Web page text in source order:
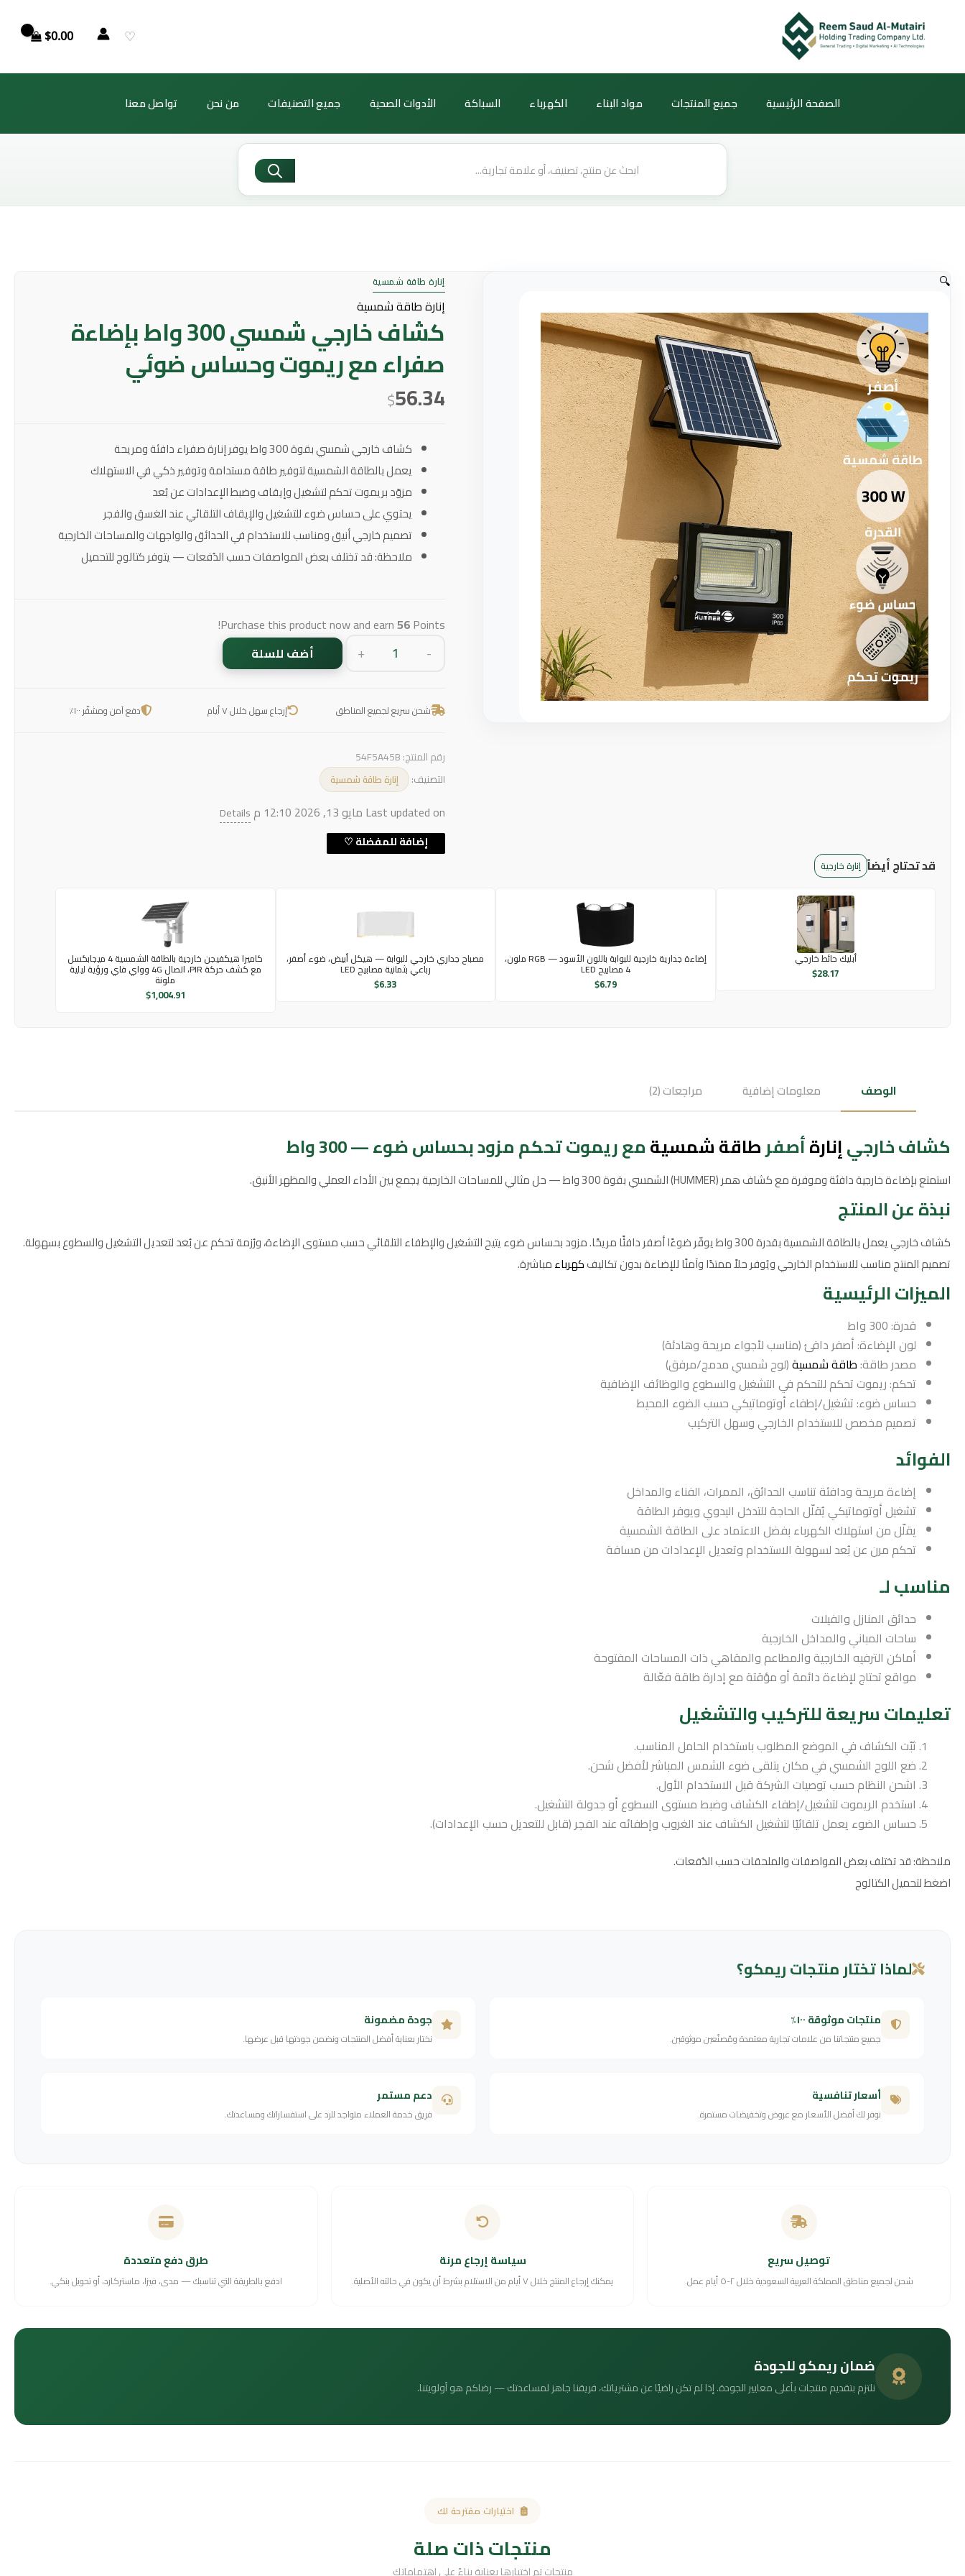
♡
$0.00
الصفحة الرئيسية جميع المنتجات مواد البناء الكهرباء السباكة الأدوات الصحية جميع التصنيفات من نحن تواصل معنا
Products
🔍 إنارة طاقة شمسية
إنارة طاقة شمسية
كشاف خارجي شمسي 300 واط بإضاءة
صفراء مع ريموت وحساس ضوئي
$56.34
كشاف خارجي شمسي بقوة 300 واط يوفر إنارة صفراء دافئة ومريحة
يعمل بالطاقة الشمسية لتوفير طاقة مستدامة وتوفير ذكي في الاستهلاك
مزوّد بريموت تحكم لتشغيل وإيقاف وضبط الإعدادات عن بُعد
يحتوي على حساس ضوء للتشغيل والإيقاف التلقائي عند الغسق والفجر
تصميم خارجي أنيق ومناسب للاستخدام في الحدائق والواجهات والمساحات الخارجية
ملاحظة: قد تختلف بعض المواصفات حسب الدُفعات — يتوفر كتالوج للتحميل
Purchase this product now and earn56Points!
-
واط
صفراء
وحساس
+ أضف للسلة
شحن سريع لجميع المناطق إرجاع سهل خلال ٧ أيام دفع آمن ومشفّر ١٠٠٪
رقم المنتج:54F5A45B
التصنيف: إنارة طاقة شمسية
Last updated on مايو 13, 2026 12:10 م Details
قد تحتاج أيضاً إنارة خارجية
أبليك حائط خارجي
$28.17
إضاءة جدارية خارجية للبوابة باللون الأسود — RGB ملون،
4 مصابيح LED
$6.79
مصباح جداري خارجي للبوابة — هيكل أبيض، ضوء أصفر،
رباعي بثمانية مصابيح LED
$6.33
كاميرا هيكفيجن خارجية بالطاقة الشمسية 4 ميجابكسل
مع كشف حركة PIR، اتصال 4G وواي فاي ورؤية ليلية
ملونة
$1,004.91
الوصف معلومات إضافية مراجعات (2)
كشاف خارجيإنارةأصفرطاقة شمسيةمع ريموت تحكم مزود بحساس ضوء — 300 واط
استمتع بإضاءة خارجية دافئة وموفرة مع كشاف همر (HUMMER) الشمسي بقوة 300 واط — حل مثالي للمساحات الخارجية يجمع بين الأداء العملي والمظهر الأنيق.
نبذة عن المنتج
كشاف خارجي يعمل بالطاقة الشمسية بقدرة 300 واط يوفّر ضوءًا أصفر دافئًا مريحًا. مزود بحساس ضوء يتيح التشغيل والإطفاء التلقائي حسب مستوى الإضاءة، ورُزمة تحكم عن بُعد لتعديل التشغيل والسطوع بسهولة.
تصميم المنتج مناسب للاستخدام الخارجي ويُوفر حلاً ممتدًا وآمنًا للإضاءة بدون تكاليفكهرباءمباشرة.
الميزات الرئيسية
قدرة: 300 واط
لون الإضاءة: أصفر دافئ (مناسب لأجواء مريحة وهادئة)
مصدر طاقة:طاقة شمسية(لوح شمسي مدمج/مرفق)
تحكم: ريموت تحكم للتحكم في التشغيل والسطوع والوظائف الإضافية
حساس ضوء: تشغيل/إطفاء أوتوماتيكي حسب الضوء المحيط
تصميم مخصص للاستخدام الخارجي وسهل التركيب
الفوائد
إضاءة مريحة ودافئة تناسب الحدائق، الممرات، الفناء والمداخل
تشغيل أوتوماتيكي يُقلّل الحاجة للتدخل اليدوي ويوفر الطاقة
يقلّل من استهلاك الكهرباء بفضل الاعتماد على الطاقة الشمسية
تحكم مرن عن بُعد لسهولة الاستخدام وتعديل الإعدادات من مسافة
مناسب لـ
حدائق المنازل والفيلات
ساحات المباني والمداخل الخارجية
أماكن الترفيه الخارجية والمطاعم والمقاهي ذات المساحات المفتوحة
مواقع تحتاج لإضاءة دائمة أو مؤقتة مع إدارة طاقة فعّالة
تعليمات سريعة للتركيب والتشغيل
ثبّت الكشاف في الموضع المطلوب باستخدام الحامل المناسب.
ضع اللوح الشمسي في مكان يتلقى ضوء الشمس المباشر لأفضل شحن.
اشحن النظام حسب توصيات الشركة قبل الاستخدام الأول.
استخدم الريموت لتشغيل/إطفاء الكشاف وضبط مستوى السطوع أو جدولة التشغيل.
حساس الضوء يعمل تلقائيًا لتشغيل الكشاف عند الغروب وإطفائه عند الفجر (قابل للتعديل حسب الإعدادات).
ملاحظة: قد تختلف بعض المواصفات والملحقات حسب الدُفعات.
اضغط لتحميل الكتالوج
لماذا تختار منتجات ريمكو؟
منتجات موثوقة ١٠٠٪
جميع منتجاتنا من علامات تجارية معتمدة ومُصنّعين موثوقين.
جودة مضمونة
نختار بعناية أفضل المنتجات ونضمن جودتها قبل عرضها.
أسعار تنافسية
نوفر لك أفضل الأسعار مع عروض وتخفيضات مستمرة.
دعم مستمر
فريق خدمة العملاء متواجد للرد على استفساراتك ومساعدتك.
توصيل سريع
شحن لجميع مناطق المملكة العربية السعودية خلال ٢-٥ أيام عمل.
سياسة إرجاع مرنة
يمكنك إرجاع المنتج خلال ٧ أيام من الاستلام بشرط أن يكون في حالته الأصلية.
طرق دفع متعددة
ادفع بالطريقة التي تناسبك — مدى، فيزا، ماستركارد، أو تحويل بنكي.
ضمان ريمكو للجودة
نلتزم بتقديم منتجات بأعلى معايير الجودة. إذا لم تكن راضيًا عن مشترياتك، فريقنا جاهز لمساعدتك — رضاكم هو أولويتنا.
اختيارات مقترحة لك
منتجات ذات صلة
منتجات تم اختيارها بعناية بناءً على اهتماماتك